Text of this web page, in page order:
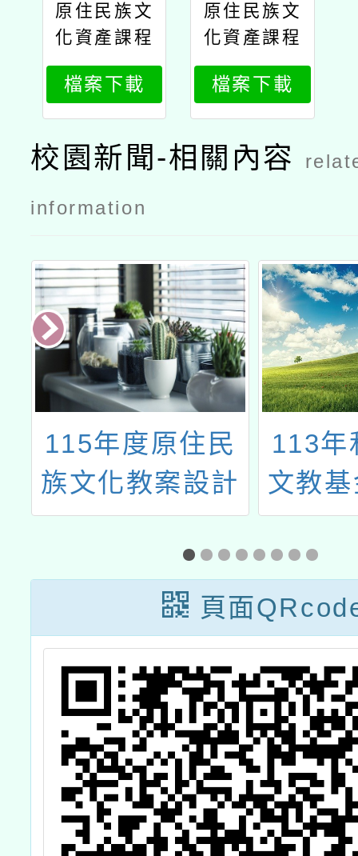
原住民族文
化資產課程
開發及議題
融入計畫教
師走讀課程
暨課程開發
工作坊115
年第1場次
檔案下載
原住民族文
化資產課程
開發及議題
融入計畫教
師走讀課程
暨課程開發
工作坊115
檔案下載
校園新聞-相關內容
information
115年度原住民
族文化教案設計
共創工作坊
113年
文教
屆全
頁面